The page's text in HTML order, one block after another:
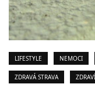
LIFESTYLE NEMOCI
ZDRAVÁ STRAVA ZDRAVÍ